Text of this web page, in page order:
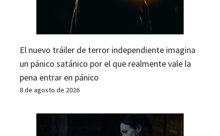
El nuevo tráiler de terror independiente imagina
un pánico satánico por el que realmente vale la
pena entrar en pánico
8 de agosto de 2026